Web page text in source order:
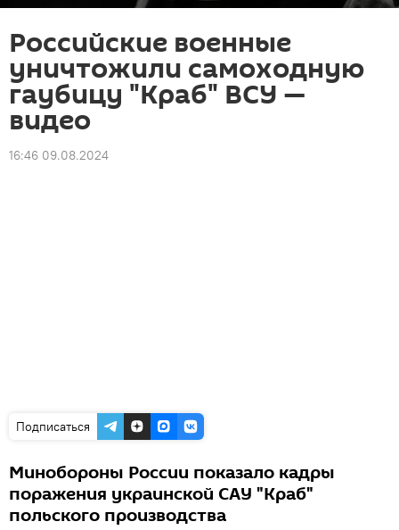
Российские военные
уничтожили самоходную
гаубицу "Краб" ВСУ —
видео
16:46 09.08.2024
Подписаться
Минобороны России показало кадры
поражения украинской САУ "Краб"
польского производства